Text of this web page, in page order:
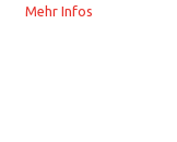
Mehr Infos